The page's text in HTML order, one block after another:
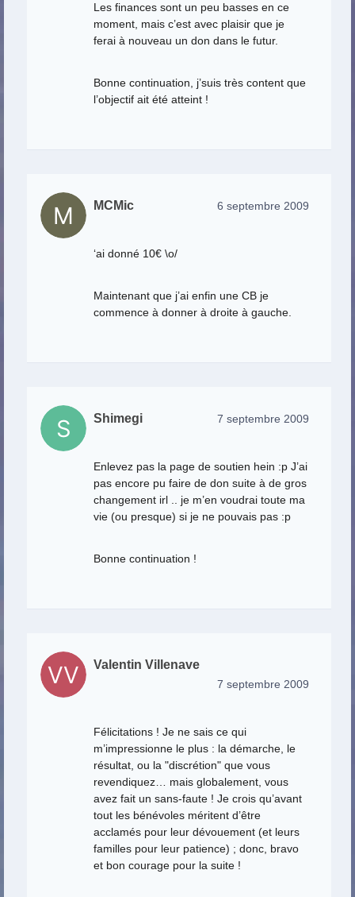
Les finances sont un peu basses en ce
moment, mais c’est avec plaisir que je
ferai à nouveau un don dans le futur.
Bonne continuation, j’suis très content que
l’objectif ait été atteint !
MCMic 6 septembre 2009
‘ai donné 10€ \o/
Maintenant que j’ai enfin une CB je
commence à donner à droite à gauche.
Shimegi 7 septembre 2009
Enlevez pas la page de soutien hein :p J’ai
pas encore pu faire de don suite à de gros
changement irl .. je m’en voudrai toute ma
vie (ou presque) si je ne pouvais pas :p
Bonne continuation !
Valentin Villenave
7 septembre 2009
Félicitations ! Je ne sais ce qui
m’impressionne le plus : la démarche, le
résultat, ou la "discrétion" que vous
revendiquez… mais globalement, vous
avez fait un sans-faute ! Je crois qu’avant
tout les bénévoles méritent d’être
acclamés pour leur dévouement (et leurs
familles pour leur patience) ; donc, bravo
et bon courage pour la suite !